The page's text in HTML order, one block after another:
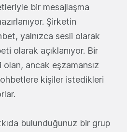
bir mesajlaşma
Şirketin
yalnızca sesli olarak
olarak açıklanıyor. Bir
ancak eşzamansız
kişiler istedikleri
bulunduğunuz bir grup